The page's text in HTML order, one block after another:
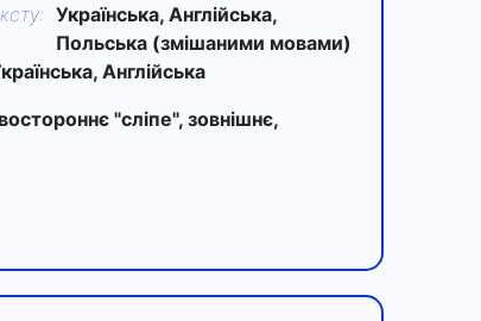
: Українська, Англійська,
Польська (змішаними мовами)
Англійська
"сліпе", зовнішнє,